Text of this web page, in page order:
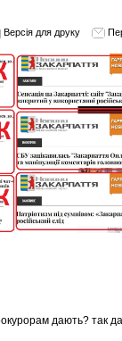
Версія для друку
дають? так